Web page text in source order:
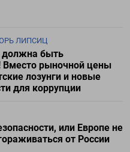
ЛИПСИЦ
должна быть
Вместо рыночной цены
лозунги и новые
для коррупции
или Европе не
от России